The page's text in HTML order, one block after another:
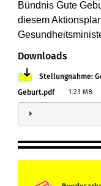
Bündnis Gute
diesem
Downloads
DateiStellungnahme:
Geburt.pdf
1.23 MB